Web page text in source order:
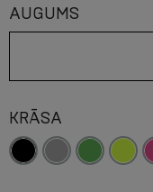
AUGUMS
KRĀSA